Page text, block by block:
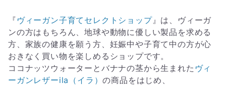
『 ヴィーガン子育てセレクトショップ』は、ヴィーガ
ンの方はもちろん、地球や動物に優しい製品を求める
方、家族の健康を願う方、妊娠中や子育て中の方が心
おきなく買い物を楽しめるショップです。
ココナッツウォーターとバナナの茎から生まれた ヴィ
ーガンレザーila（イラ）の商品をはじめ、